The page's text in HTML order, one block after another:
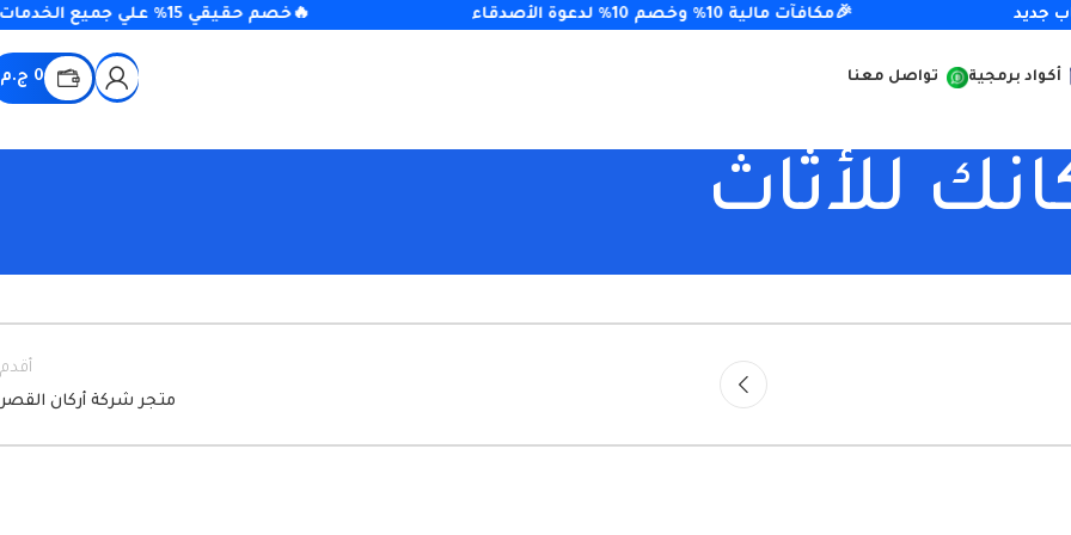
🔥خصم حقيقي 15% علي جميع الخدمات 15OFF 🎉مكافآت مالية 10% وخصم 10% لدعوة الأصدقاء
أكواد برمجية تواصل معنا 0 ج.م
للأثاث
أقدم
متجر شركة أركان القصر